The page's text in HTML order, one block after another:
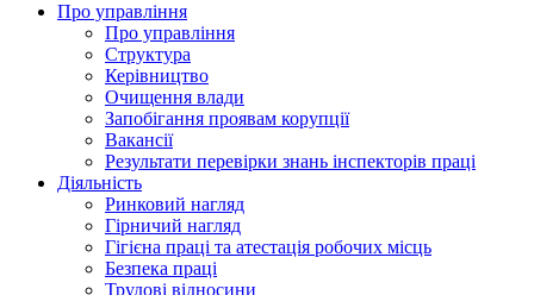
Про управління
Про управління
Структура
Керівництво
Очищення влади
Запобігання проявам корупції
Вакансії
Результати перевірки знань інспекторів праці
Діяльність
Ринковий нагляд
Гірничий нагляд
Гігієна праці та атестація робочих місць
Безпека праці
Трудові відносини